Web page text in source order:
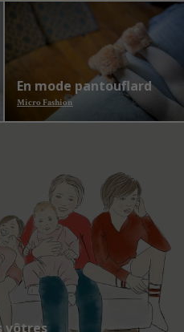
En mode pantouflard
Micro Fashion
vôtres